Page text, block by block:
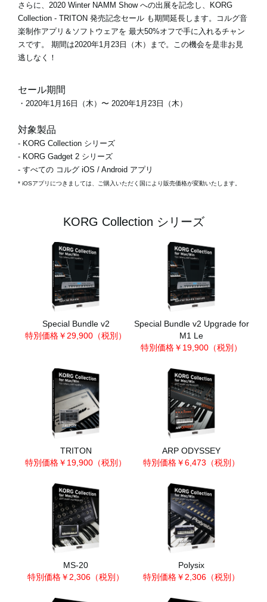
さらに、2020 Winter NAMM Show への出展を記念し、KORG
Collection - TRITON 発売記念セール も期間延長します。コルグ音
楽制作アプリ＆ソフトウェアを 最大50%オフで手に入れるチャン
スです。 期間は2020年1月23日（木）まで。この機会を是非お見
逃しなく！
セール期間
・2020年1月16日（木）〜 2020年1月23日（木）
対象製品
- KORG Collection シリーズ
- KORG Gadget 2 シリーズ
- すべての コルグ iOS / Android アプリ
* iOSアプリにつきましては、ご購入いただく国により販売価格が変動いたします。
KORG Collection シリーズ
Special Bundle v2
特別価格￥29,900（税別）
Special Bundle v2 Upgrade for
M1 Le
特別価格￥19,900（税別）
TRITON
特別価格￥19,900（税別）
ARP ODYSSEY
特別価格￥6,473（税別）
MS-20
特別価格￥2,306（税別）
Polysix
特別価格￥2,306（税別）